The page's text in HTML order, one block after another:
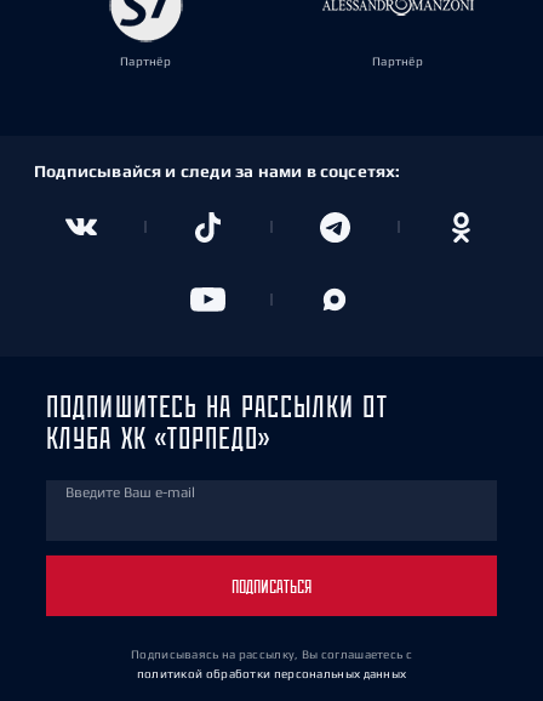
Партнёр Партнёр
Подписывайся и следи за нами в соцсетях:
ПОДПИШИТЕСЬ НА РАССЫЛКИ ОТ
КЛУБА ХК «ТОРПЕДО»
Введите Ваш e-mail
ПОДПИСАТЬСЯ
Подписываясь на рассылку, Вы соглашаетесь с
политикой обработки персональных данных